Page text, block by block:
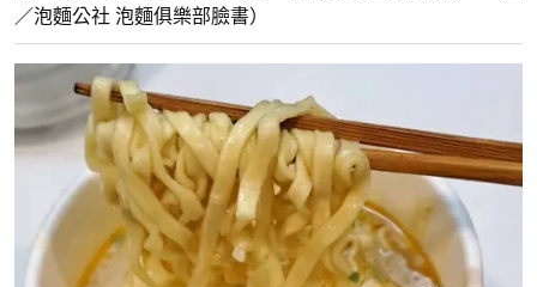
／泡麵公社 泡麵俱樂部臉書）